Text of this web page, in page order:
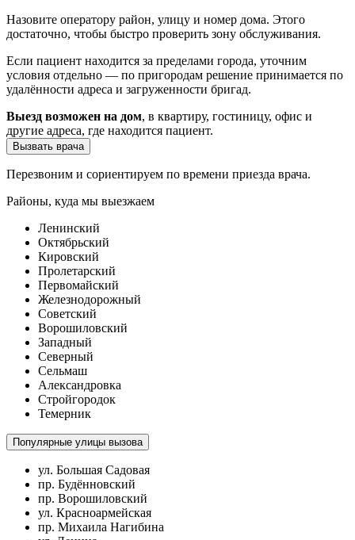
Назовите оператору район, улицу и номер дома. Этого
достаточно, чтобы быстро проверить зону обслуживания.
Если пациент находится за пределами города, уточним
условия отдельно — по пригородам решение принимается по
удалённости адреса и загруженности бригад.
Выезд возможен на дом, в квартиру, гостиницу, офис и
другие адреса, где находится пациент.
Вызвать врача
Перезвоним и сориентируем по времени приезда врача.
Районы, куда мы выезжаем
Ленинский
Октябрьский
Кировский
Пролетарский
Первомайский
Железнодорожный
Советский
Ворошиловский
Западный
Северный
Сельмаш
Александровка
Стройгородок
Темерник
Популярные улицы вызова
ул. Большая Садовая
пр. Будённовский
пр. Ворошиловский
ул. Красноармейская
пр. Михаила Нагибина